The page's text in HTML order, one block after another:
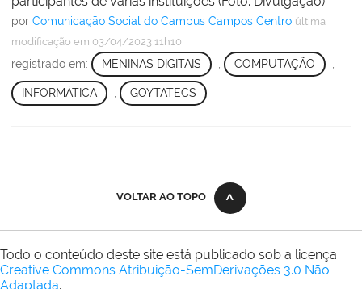
por Comunicação Social do Campus Campos Centro última
modificação em 03/04/2023 11h10
registrado em: MENINAS DIGITAIS , COMPUTAÇÃO ,
INFORMÁTICA GOYTATECS
VOLTAR AO TOPO
Todo o conteúdo deste site está publicado sob a licença
Creative Commons Atribuição-SemDerivações 3.0 Não
Adaptada.